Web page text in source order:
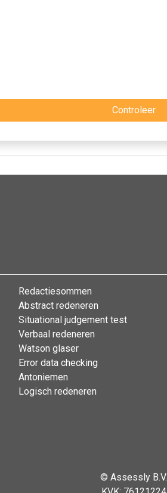
Redactiesommen
Abstract redeneren
Situational judgement test
Verbaal redeneren
Watson glaser
Error data checking
Antoniemen
Logisch redeneren
© Assessly B.V.